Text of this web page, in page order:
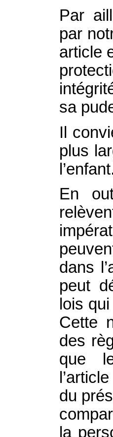
Par
par
article
sa
Il
plus
En
dans
peut
lois
Cette
des
que
du
la